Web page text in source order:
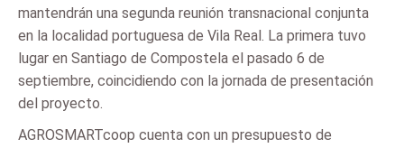
mantendrán una segunda reunión transnacional conjunta
en la localidad portuguesa de Vila Real. La primera tuvo
lugar en Santiago de Compostela el pasado 6 de
septiembre, coincidiendo con la jornada de presentación
del proyecto.
AGROSMARTcoop cuenta con un presupuesto de